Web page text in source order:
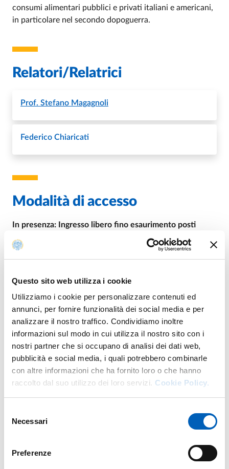
Questo sito web utilizza i cookie
Utilizziamo i cookie per personalizzare contenuti ed
annunci, per fornire funzionalità dei social media e per
analizzare il nostro traffico. Condividiamo inoltre
informazioni sul modo in cui utilizza il nostro sito con i
nostri partner che si occupano di analisi dei dati web,
pubblicità e social media, i quali potrebbero combinarle
con altre informazioni che ha fornito loro o che hanno
raccolto dal suo utilizzo dei loro servizi. Cookie Policy.
delNecessari
Preferenze
consumi alimentari pubblici e privati italiani e americani,
in particolare nel secondo dopoguerra.
Relatori/Relatrici
Prof. Stefano Magagnoli
Federico Chiaricati
Modalità di accesso
In presenza: Ingresso libero fino esaurimento posti
Per info
W.
https://www.facciamoconoscenza.unipr.it/programmi/aperit
ivi-della-conoscenza/257/
Organizzazione
U.O. Rapporti con il Territorio, Sport e Public
Engagement